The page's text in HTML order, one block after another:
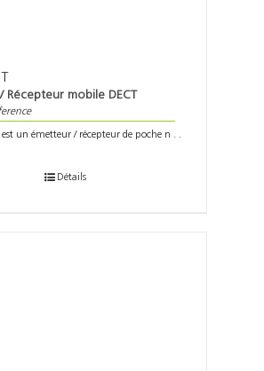
Récepteur mobile DECT
est un émetteur / récepteur de poche n . .
Détails